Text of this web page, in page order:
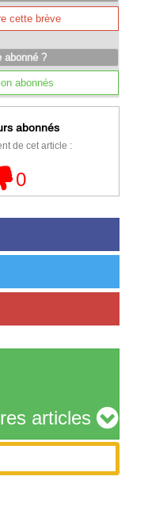
cette brève
abonné ?
abonnés
abonnés
de cet article :
0
articles